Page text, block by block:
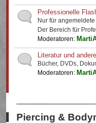
Professionelle
Nur für angemeldete
Der Bereich für
Moderatoren:
Literatur und
Bücher, DVDs,
Moderatoren:
Piercing &